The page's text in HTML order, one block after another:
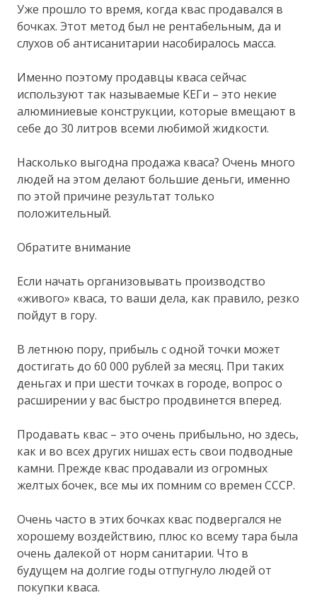
Уже прошло то время, когда квас продавался в
бочках. Этот метод был не рентабельным, да и
слухов об антисанитарии насобиралось масса.
Именно поэтому продавцы кваса сейчас
используют так называемые КЕГи – это некие
алюминиевые конструкции, которые вмещают в
себе до 30 литров всеми любимой жидкости.
Насколько выгодна продажа кваса? Очень много
людей на этом делают большие деньги, именно
по этой причине результат только
положительный.
Обратите внимание
Если начать организовывать производство
«живого» кваса, то ваши дела, как правило, резко
пойдут в гору.
В летнюю пору, прибыль с одной точки может
достигать до 60 000 рублей за месяц. При таких
деньгах и при шести точках в городе, вопрос о
расширении у вас быстро продвинется вперед.
Продавать квас – это очень прибыльно, но здесь,
как и во всех других нишах есть свои подводные
камни. Прежде квас продавали из огромных
желтых бочек, все мы их помним со времен СССР.
Очень часто в этих бочках квас подвергался не
хорошему воздействию, плюс ко всему тара была
очень далекой от норм санитарии. Что в
будущем на долгие годы отпугнуло людей от
покупки кваса.